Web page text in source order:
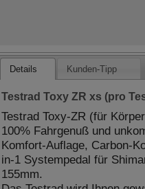
Details Kunden-Tipp
Testrad Toxy ZR xs (pro
Testrad Toxy-ZR (für
100% Fahrgenuß und
Komfort-Auflage, Carbon-
in-1 Systempedal für
155mm.